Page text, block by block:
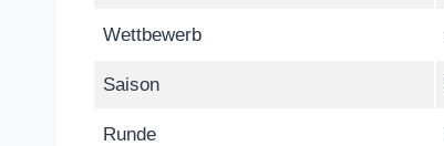
Wettbewerb
Saison
Runde